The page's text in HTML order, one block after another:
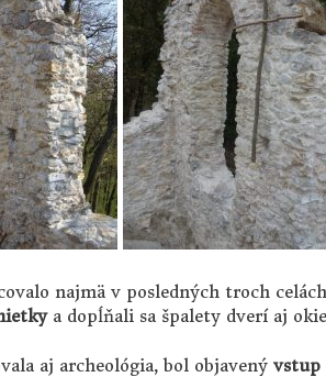
najmä v posledných troch
a dopĺňali sa špalety dverí aj
aj archeológia, bol objavený vstup